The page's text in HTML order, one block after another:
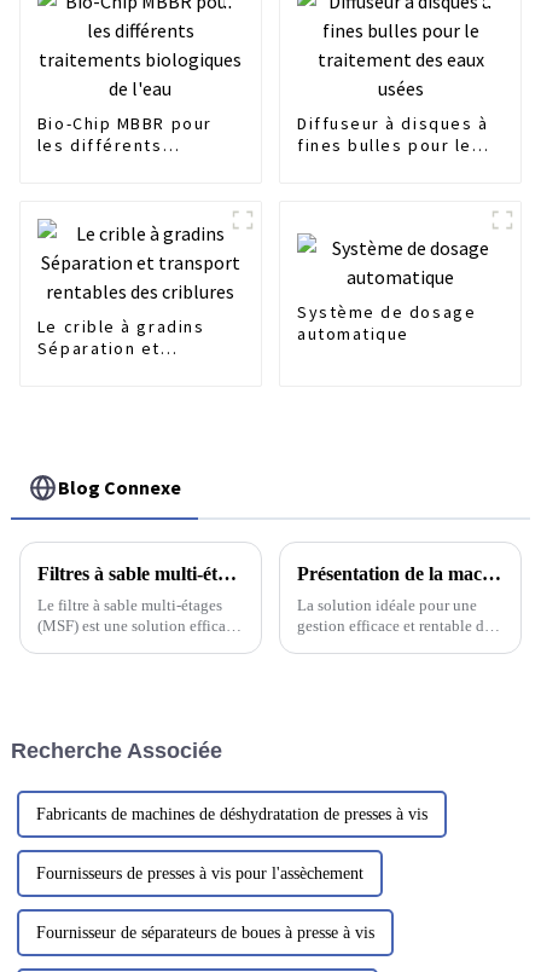
Bio-Chip MBBR pour
les différents
Diffuseur à disques à
fines bulles pour le
Le crible à gradins
Séparation et
Système de dosage
automatique
Blog Connexe
Filtres à sable multi-étages : adaptés à différents traitements des eaux usées industrielles
Le filtre à sable multi-étages
(MSF) est une solution efficace
Présentation de la machine la plus populaire ------ Presse à vis multicouche pour boues
La solution idéale pour une
gestion efficace et rentable des
Recherche Associée
Fabricants de machines de déshydratation de presses à vis
Fournisseurs de presses à vis pour l'assèchement
Fournisseur de séparateurs de boues à presse à vis